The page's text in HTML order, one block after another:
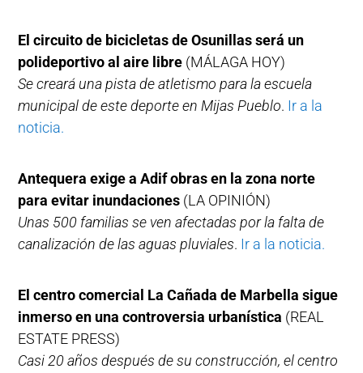
El circuito de bicicletas de Osunillas será un
polideportivo al aire libre (MÁLAGA HOY)
Se creará una pista de atletismo para la escuela
municipal de este deporte en Mijas Pueblo. Ir a la
noticia.
Antequera exige a Adif obras en la zona norte
para evitar inundaciones (LA OPINIÓN)
Unas 500 familias se ven afectadas por la falta de
canalización de las aguas pluviales. Ir a la noticia.
El centro comercial La Cañada de Marbella sigue
inmerso en una controversia urbanística (REAL
ESTATE PRESS)
Casi 20 años después de su construcción, el centro